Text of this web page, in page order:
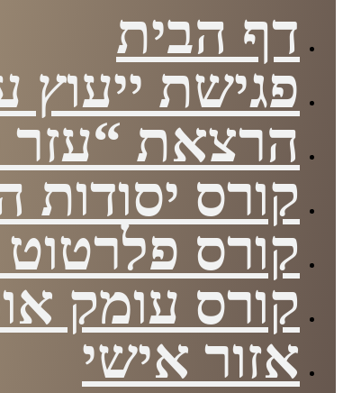
דף הבית
פגישת ייעוץ
הרצאת “עזר
קורס יסודות
קורס פלרטוט
קורס עומק
אזור אישי